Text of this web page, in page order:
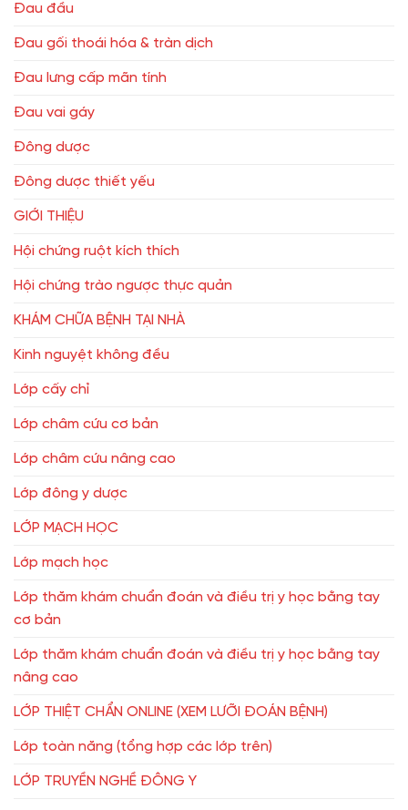
Đau đầu
Đau gối thoái hóa & tràn dịch
Đau lưng cấp mãn tính
Đau vai gáy
Đông dược
Đông dược thiết yếu
GIỚI THIỆU
Hội chứng ruột kích thích
Hội chứng trào ngược thực quản
KHÁM CHỮA BỆNH TẠI NHÀ
Kinh nguyệt không đều
Lớp cấy chỉ
Lớp châm cứu cơ bản
Lớp châm cứu nâng cao
Lớp đông y dược
LỚP MẠCH HỌC
Lớp mạch học
Lớp thăm khám chuẩn đoán và điều trị y học bằng tay
cơ bản
Lớp thăm khám chuẩn đoán và điều trị y học bằng tay
nâng cao
LỚP THIỆT CHẨN ONLINE (XEM LƯỠI ĐOÁN BỆNH)
Lớp toàn năng (tổng hợp các lớp trên)
LỚP TRUYỀN NGHỀ ĐÔNG Y